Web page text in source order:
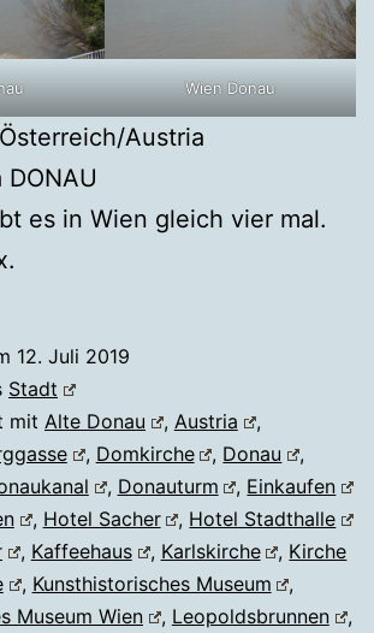
Wien Donau
Austria
es in Wien gleich vier mal.
12. Juli 2019
Stadt
mit Alte Donau , Austria
,
, Domkirche , Donau
,
, Donauturm , Einkaufen
, Hotel Sacher , Hotel Stadthalle
, Kaffeehaus , Karlskirche , Kirche
, Kunsthistorisches Museum
,
Museum Wien
, Leopoldsbrunnen
,